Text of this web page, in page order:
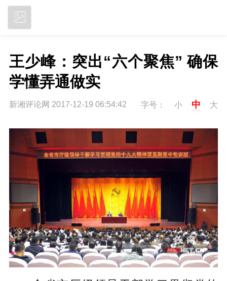
王少峰：突出“六个聚焦” 确保
学懂弄通做实
新湘评论网 2017-12-19 06:54:42 字号： 小 中 大